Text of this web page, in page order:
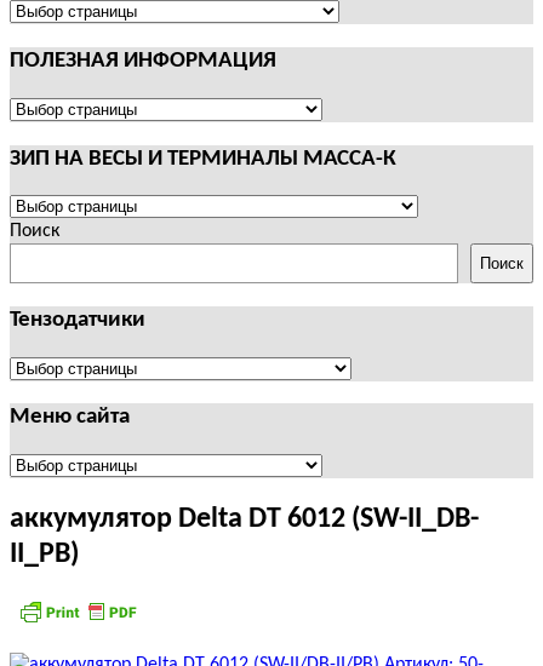
ЗИП
ВЕСЫ
ТЕРМИНАЛЫ
ПОЛЕЗНАЯ ИНФОРМАЦИЯ
ПОЛЕЗНАЯ
ЗИП НА ВЕСЫ И ТЕРМИНАЛЫ МАССА-К
ЗИП
НА
И
ТЕРМИНАЛЫ
МАССА-
Поиск
Поиск
Тензодатчики
Тензодатчики
Меню сайта
Меню
аккумулятор Delta DT 6012 (SW-II_DB-
II_PB)